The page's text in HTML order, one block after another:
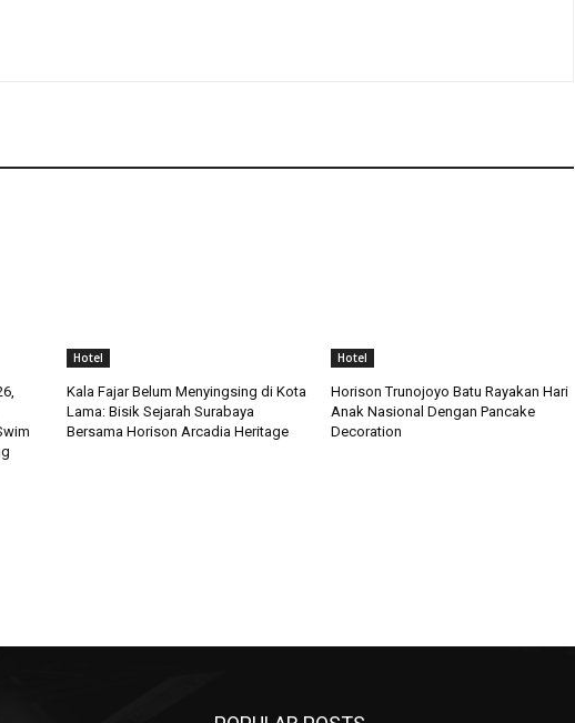
Hotel
Kala Fajar Belum Menyingsing di Kota
Lama: Bisik Sejarah Surabaya
Bersama Horison Arcadia Heritage
Hotel
Horison Trunojoyo Batu Rayakan Hari
Anak Nasional Dengan Pancake
Decoration